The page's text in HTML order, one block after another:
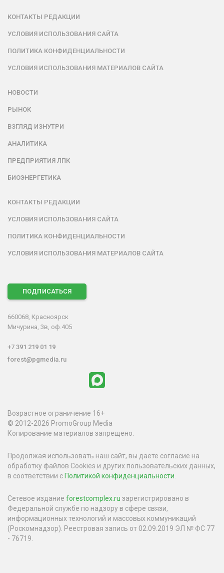
КОНТАКТЫ РЕДАКЦИИ
УСЛОВИЯ ИСПОЛЬЗОВАНИЯ САЙТА
ПОЛИТИКА КОНФИДЕНЦИАЛЬНОСТИ
УСЛОВИЯ ИСПОЛЬЗОВАНИЯ МАТЕРИАЛОВ САЙТА
НОВОСТИ
РЫНОК
ВЗГЛЯД ИЗНУТРИ
АНАЛИТИКА
ПРЕДПРИЯТИЯ ЛПК
БИОЭНЕРГЕТИКА
КОНТАКТЫ РЕДАКЦИИ
УСЛОВИЯ ИСПОЛЬЗОВАНИЯ САЙТА
ПОЛИТИКА КОНФИДЕНЦИАЛЬНОСТИ
УСЛОВИЯ ИСПОЛЬЗОВАНИЯ МАТЕРИАЛОВ САЙТА
ПОДПИСАТЬСЯ
660068, Красноярск
Мичурина, 3в, оф.405
+7 391 219 01 19
forest@pgmedia.ru
Возрастное ограничение 16+
© 2012-2026 PromoGroup Media
Копирование материалов запрещено.
Продолжая использовать наш сайт, вы даете согласие на
обработку файлов Cookies и других пользовательских данных,
в соответствии с Политикой конфиденциальности.
Сетевое издание forestcomplex.ru зарегистрировано в
Федеральной службе по надзору в сфере связи,
информационных технологий и массовых коммуникаций
(Роскомнадзор). Реестровая запись от 02.09.2019 ЭЛ № ФС 77
- 76719.